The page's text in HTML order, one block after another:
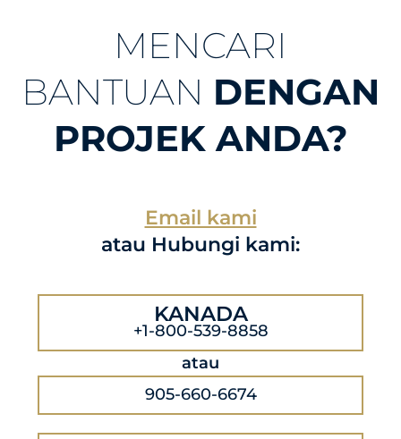
MENCARI
BANTUAN DENGAN
PROJEK ANDA?
Email kami
atau Hubungi kami:
KANADA
+1-800-539-8858
atau
905-660-6674